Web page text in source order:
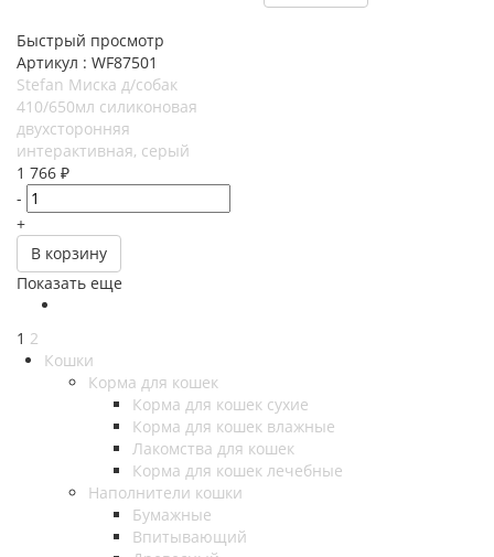
Быстрый просмотр
Артикул : WF87501
Stefan Миска д/собак
410/650мл силиконовая
двухсторонняя
интерактивная, серый
1 766 ₽
-
+
В корзину
Показать еще
1 2
Кошки
Корма для кошек
Корма для кошек сухие
Корма для кошек влажные
Лакомства для кошек
Корма для кошек лечебные
Наполнители кошки
Бумажные
Впитывающий